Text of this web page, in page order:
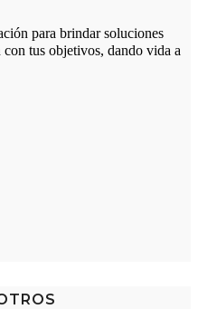
para brindar soluciones
tus objetivos, dando vida a